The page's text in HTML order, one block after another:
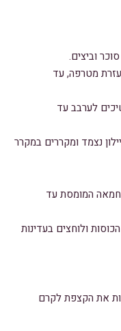
וביצים.
מטרפה, עד
לערבב עד
נצמד ומקררים במקרר
המומסת עד
ולוחצים בעדינות
את הקצפת לקרם